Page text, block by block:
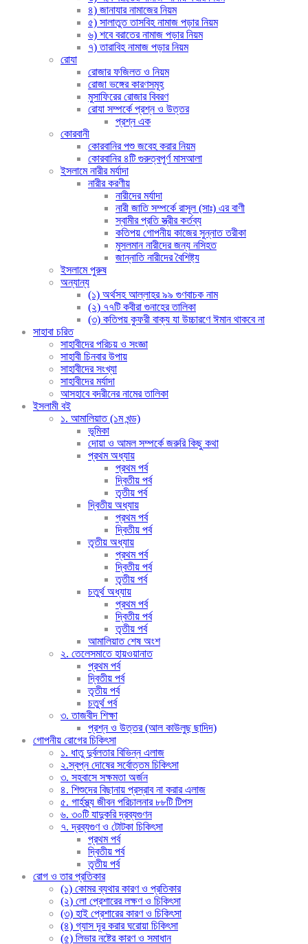
৪) জানাযার নামাজের নিয়ম
৫) সালাতুত তাসবিহ নামাজ পড়ার নিয়ম
৬) শবে বরাতের নামাজ পড়ার নিয়ম
৭) তারাবিহ নামাজ পড়ার নিয়ম
রোযা
রোজার ফজিলত ও নিয়ম
রোজা ভঙ্গের কারণসমূহ
মুসাফিরের রোজার বিবরণ
রোযা সম্পর্কে প্রশ্ন ও উত্তর
প্রশ্ন এক
কোরবানী
কোরবানির পশু জবেহ করার নিয়ম
কোরবানির ৪টি গুরুত্বপূর্ণ মাসআলা
ইসলামে নারীর মর্যাদা
নারীর করণীয়
নারীদের মর্যাদা
নারী জাতি সম্পর্কে রাসূল (সাঃ) এর বাণী
স্বামীর প্রতি স্ত্রীর কর্তব্য
কতিপয় গোপনীয় কাজের সুন্নাত তরীকা
মুসলমান নারীদের জন্য নসিহত
জান্নাতি নারীদের বৈশিষ্ট্য
ইসলামে পুরুষ
অন্যান্য
(১) অর্থসহ আল্লাহর ৯৯ গুণবাচক নাম
(২) ৭৭টি কবীরা গুনাহের তালিকা
(৩) কতিপয় কুফরী বাক্য যা উচ্চারণে ঈমান থাকবে না
সাহাবা চরিত
সাহাবীদের পরিচয় ও সংজ্ঞা
সাহাবী চিনবার উপায়
সাহাবীদের সংখ্যা
সাহাবীদের মর্যাদা
আসহাবে বদরীনের নামের তালিকা
ইসলামী বই
১. আমালিয়াত (১ম খন্ড)
ভূমিকা
দোয়া ও আমল সম্পর্কে জরুরি কিছু কথা
প্রথম অধ্যায়
প্রথম পর্ব
দ্বিতীয় পর্ব
তৃতীয় পর্ব
দ্বিতীয় অধ্যায়
প্রথম পর্ব
দ্বিতীয় পর্ব
তৃতীয় অধ্যায়
প্রথম পর্ব
দ্বিতীয় পর্ব
তৃতীয় পর্ব
চতুর্থ অধ্যায়
প্রথম পর্ব
দ্বিতীয় পর্ব
তৃতীয় পর্ব
আমালিয়াত শেষ অংশ
২. তেলেসমাতে হায়ওয়ানাত
প্রথম পর্ব
দ্বিতীয় পর্ব
তৃতীয় পর্ব
চতুর্থ পর্ব
৩. তাজবীদ শিক্ষা
প্রশ্ন ও উত্তর (আল কাউলুছ ছাদিদ)
গোপনীয় রোগের চিকিৎসা
১. ধাতু দুর্বলতার বিভিন্ন এলাজ
২.স্বপ্ন দোষের সর্বোত্তম চিকিৎসা
৩. সহবাসে সক্ষমতা অর্জন
৪. শিশুদের বিছানায় প্রস্রাব না করার এলাজ
৫. গার্হস্থ্য জীবন পরিচালনার ৮৮টি টিপস
৬. ৩০টি যাদুকরি দ্রব্যগুণন
৭. দ্রব্যগুণ ও টোটকা চিকিৎসা
প্রথম পর্ব
দ্বিতীয় পর্ব
তৃতীয় পর্ব
রোগ ও তার প্রতিকার
(১) কোমর ব্যথার কারণ ও প্রতিকার
(২) লো প্রেশারের লক্ষণ ও চিকিৎসা
(৩) হাই প্রেশারের কারণ ও চিকিৎসা
(৪) গ্যাস দূর করার ঘরোয়া চিকিৎসা
(৫) লিভার নষ্টের কারণ ও সমাধান